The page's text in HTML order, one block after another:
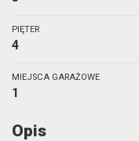
PIĘTER
4
MIEJSCA GARAŻOWE
1
Opis